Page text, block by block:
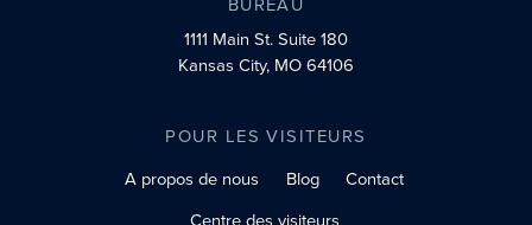
1111 Main St.Suite 180
Kansas City, MO 64106
POUR LES VISITEURS
A propos de nous
Blog
Contact
Centre des visiteurs